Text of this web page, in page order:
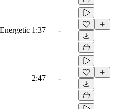
1:37 -
2:47 -